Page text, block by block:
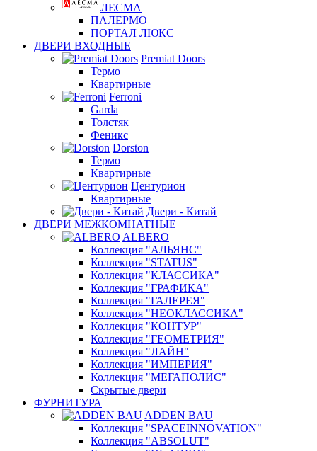
ЛЕСМА
ПАЛЕРМО
ПОРТАЛ ЛЮКС
ДВЕРИ ВХОДНЫЕ
Premiat Doors
Термо
Квартирные
Ferroni
Garda
Толстяк
Феникс
Dorston
Термо
Квартирные
Центурион
Квартирные
Двери - Китай
ДВЕРИ МЕЖКОМНАТНЫЕ
ALBERO
Коллекция "АЛЬЯНС"
Коллекция "STATUS"
Коллекция "КЛАССИКА"
Коллекция "ГРАФИКА"
Коллекция "ГАЛЕРЕЯ"
Коллекция "НЕОКЛАССИКА"
Коллекция "КОНТУР"
Коллекция "ГЕОМЕТРИЯ"
Коллекция "ЛАЙН"
Коллекция "ИМПЕРИЯ"
Коллекция "МЕГАПОЛИС"
Скрытые двери
ФУРНИТУРА
ADDEN BAU
Коллекция "SPACEINNOVATION"
Коллекция "ABSOLUT"